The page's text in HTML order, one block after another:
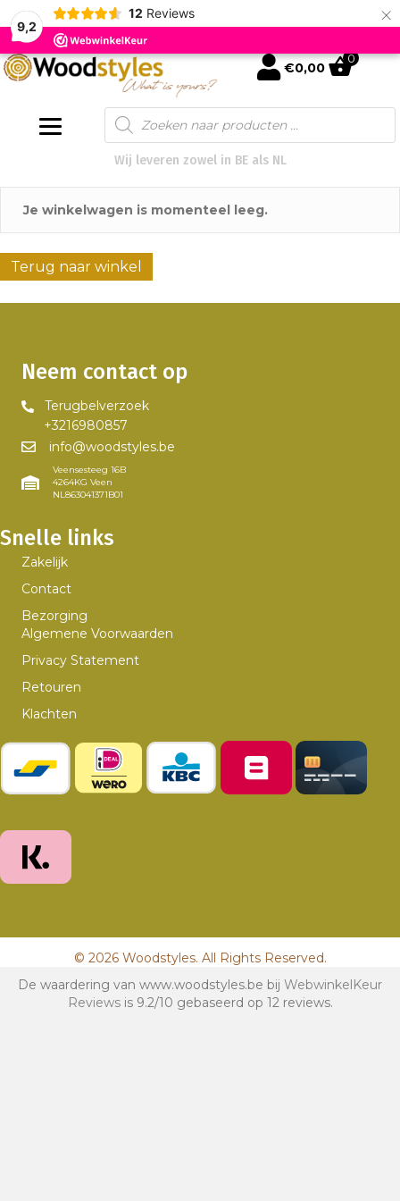
9,2
12 Reviews ×
mijn account
€0,00
0
Products
search
Wij leveren zowel in BE als NL
Je winkelwagen is momenteel leeg.
Terug naar winkel
Neem contact op
Terugbelverzoek
+3216980857
info@woodstyles.be
Veensesteeg 16B
4264KG Veen
NL863041371B01
Snelle links
Zakelijk
Contact
Bezorging
Algemene Voorwaarden
Privacy Statement
Retouren
Klachten
© 2026 Woodstyles. All Rights Reserved.
De waardering van www.woodstyles.be bij WebwinkelKeur
Reviewsis 9.2/10 gebaseerd op 12 reviews.